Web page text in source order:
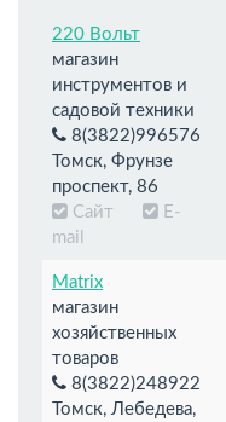
220 Вольт
магазин
инструментов и
садовой техники
8(3822)996576
Томск, Фрунзе
проспект, 86
Сайт
E-
mail
Matrix
магазин
хозяйственных
товаров
8(3822)248922
Томск, Лебедева,